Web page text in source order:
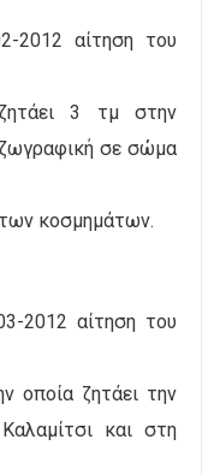
2012 αίτηση του
3 τμ στην
σε σώμα
κοσμημάτων.
2012 αίτηση του
οποία ζητάει την
και στη